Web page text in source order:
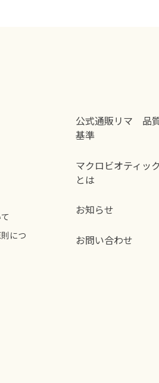
につ
公式通販リマ 品
基準
マクロビオティック
とは
お知らせ
お問い合わせ